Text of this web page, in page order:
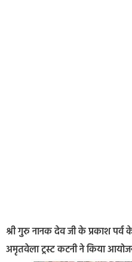
श्री गुरु नानक देव जी के प्रकाश पर्व
अमृतवेला ट्रस्ट कटनी ने किया